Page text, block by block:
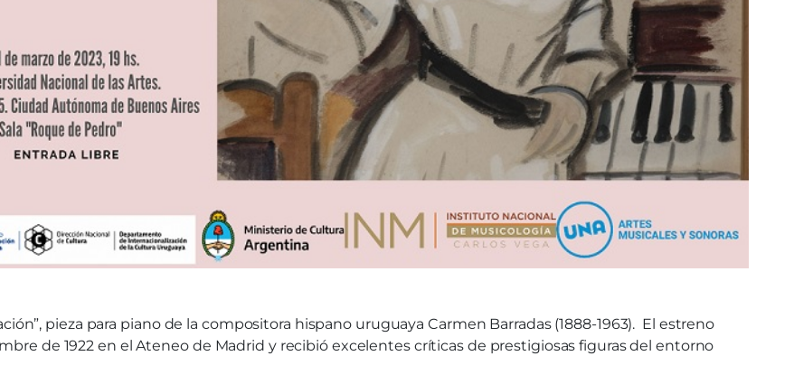
pieza para piano de la compositora hispano uruguaya Carmen Barradas (1888-1963). El estreno
de 1922 en el Ateneo de Madrid y recibió excelentes críticas de prestigiosas figuras del entorno